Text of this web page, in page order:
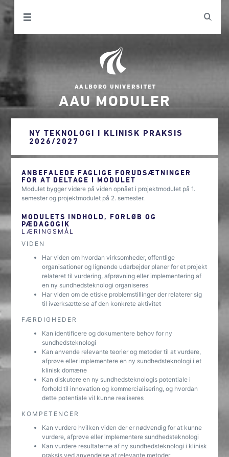
AAU MODULER
NY TEKNOLOGI I KLINISK PRAKSIS
2026/2027
ANBEFALEDE FAGLIGE FORUDSÆTNINGER
FOR AT DELTAGE I MODULET
Modulet bygger videre på viden opnået i projektmodulet på 1.
semester og projektmodulet på 2. semester.
MODULETS INDHOLD, FORLØB OG
PÆDAGOGIK
LÆRINGSMÅL
VIDEN
Har viden om hvordan virksomheder, offentlige
organisationer og lignende udarbejder planer for et projekt
relateret til vurdering, afprøvning eller implementering af
en ny sundhedsteknologi organiseres
Har viden om de etiske problemstillinger der relaterer sig
til iværksættelse af den konkrete aktivitet
FÆRDIGHEDER
Kan identificere og dokumentere behov for ny
sundhedsteknologi
Kan anvende relevante teorier og metoder til at vurdere,
afprøve eller implementere en ny sundhedsteknologi i et
klinisk domæne
Kan diskutere en ny sundhedsteknologis potentiale i
forhold til innovation og kommercialisering, og hvordan
dette potentiale vil kunne realiseres
KOMPETENCER
Kan vurdere hvilken viden der er nødvendig for at kunne
vurdere, afprøve eller implementere sundhedsteknologi
Kan vurdere resultaterne af ny sundhedsteknologi i klinisk
praksis ved anvendelse af relevante metoder